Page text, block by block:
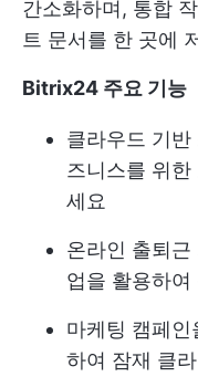
간소화하며, 통합
트 문서를 한 곳에
Bitrix24 주요 기능
클라우드 기
즈니스를 위
세요
온라인 출퇴
업을 활용하여
마케팅 캠페
하여 잠재 클